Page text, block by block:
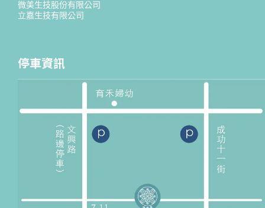
微美生技股份有限公司
立嘉生技有限公司
停車資訊